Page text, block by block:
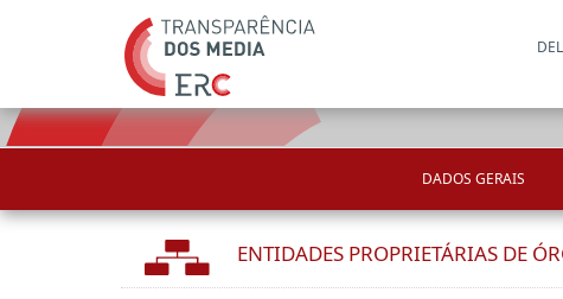
DADOS GERAIS
ENTIDADES PROPRIETÁRIAS DE